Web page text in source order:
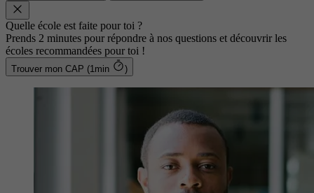
Quelle école est faite pour toi ?
Prends 2 minutes pour répondre à nos questions et découvrir les
écoles recommandées pour toi !
Trouver mon CAP (1min )